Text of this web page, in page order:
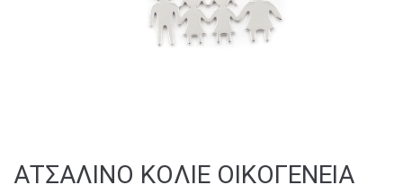
ΑΤΣΑΛΙΝΟ ΚΟΛΙΕ ΟΙΚΟΓΕΝΕΙΑ